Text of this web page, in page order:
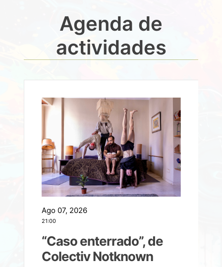
Agenda de
actividades
Ago 07, 2026
21:00
“Caso enterrado”, de
Colectiv Notknown